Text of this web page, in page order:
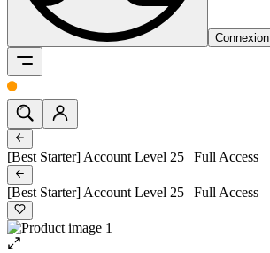
Connexion
[Best Starter] Account Level 25 | Full Access
[Best Starter] Account Level 25 | Full Access